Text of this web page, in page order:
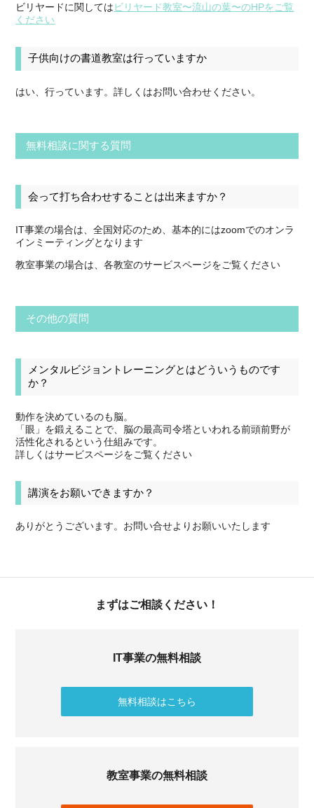
ビリヤードに関してはビリヤード教室〜流山の葉〜のHPをご覧
ください
子供向けの書道教室は行っていますか
はい、行っています。詳しくはお問い合わせください。
無料相談に関する質問
会って打ち合わせすることは出来ますか？
IT事業の場合は、全国対応のため、基本的にはzoomでのオンラ
インミーティングとなります
教室事業の場合は、各教室のサービスページをご覧ください
その他の質問
メンタルビジョントレーニングとはどういうものです
か？
動作を決めているのも脳。
「眼」を鍛えることで、脳の最高司令塔といわれる前頭前野が
活性化されるという仕組みです。
詳しくはサービスページをご覧ください
講演をお願いできますか？
ありがとうございます。お問い合せよりお願いいたします
まずはご相談ください！
IT事業の無料相談
無料相談はこちら
教室事業の無料相談